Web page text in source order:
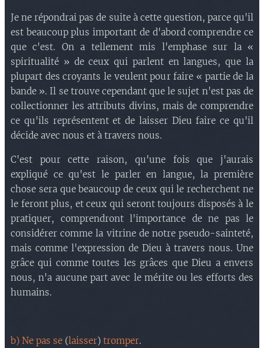
Je ne répondrai pas de suite à cette question, parce qu'il
est beaucoup plus important de d'abord comprendre ce
que c'est. On a tellement mis l'emphase sur la «
spiritualité » de ceux qui parlent en langues, que la
plupart des croyants le veulent pour faire « partie de la
bande ». Il se trouve cependant que le sujet n'est pas de
collectionner les attributs divins, mais de comprendre
ce qu'ils représentent et de laisser Dieu faire ce qu'il
décide avec nous et à travers nous.
C'est pour cette raison, qu'une fois que j'aurais
expliqué ce qu'est le parler en langue, la première
chose sera que beaucoup de ceux qui le recherchent ne
le feront plus, et ceux qui seront toujours disposés à le
pratiquer, comprendront l'importance de ne pas le
considérer comme la vitrine de notre pseudo-sainteté,
mais comme l'expression de Dieu à travers nous. Une
grâce qui comme toutes les grâces que Dieu a envers
nous, n'a aucune part avec le mérite ou les efforts des
humains.
b) Ne pas se (laisser) tromper.